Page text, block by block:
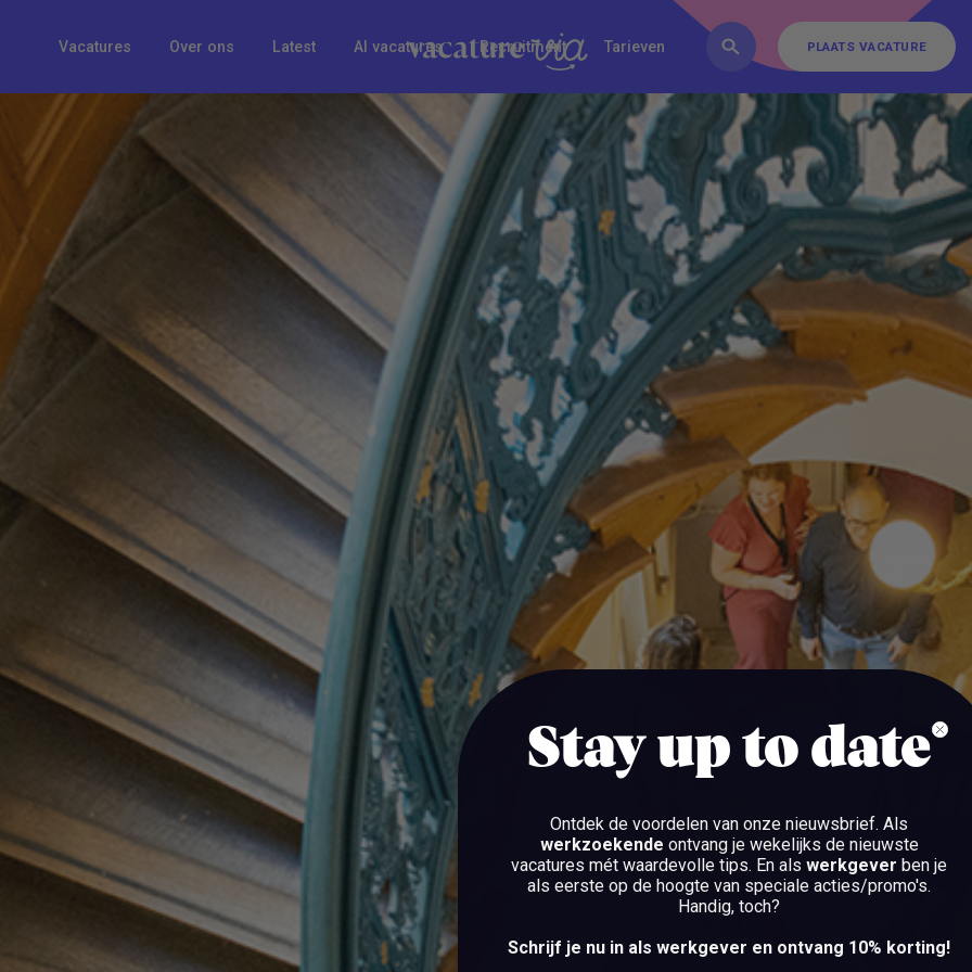
FAQ Inschrijven Contact
Vacatures Over ons Latest AI vacatures Recruitment Tarieven PLAATS VACATURE
PLAATS VACATURE
Alle werkgevers
VRIJE
AMSTERDAM
Stay up to date
Ontdek de voordelen van onze nieuwsbrief. Als
werkzoekende ontvang je wekelijks de nieuwste
vacatures mét waardevolle tips. En als werkgever ben je
als eerste op de hoogte van speciale acties/promo's.
Handig, toch?
Schrijf je nu in als werkgever en ontvang 10% korting!